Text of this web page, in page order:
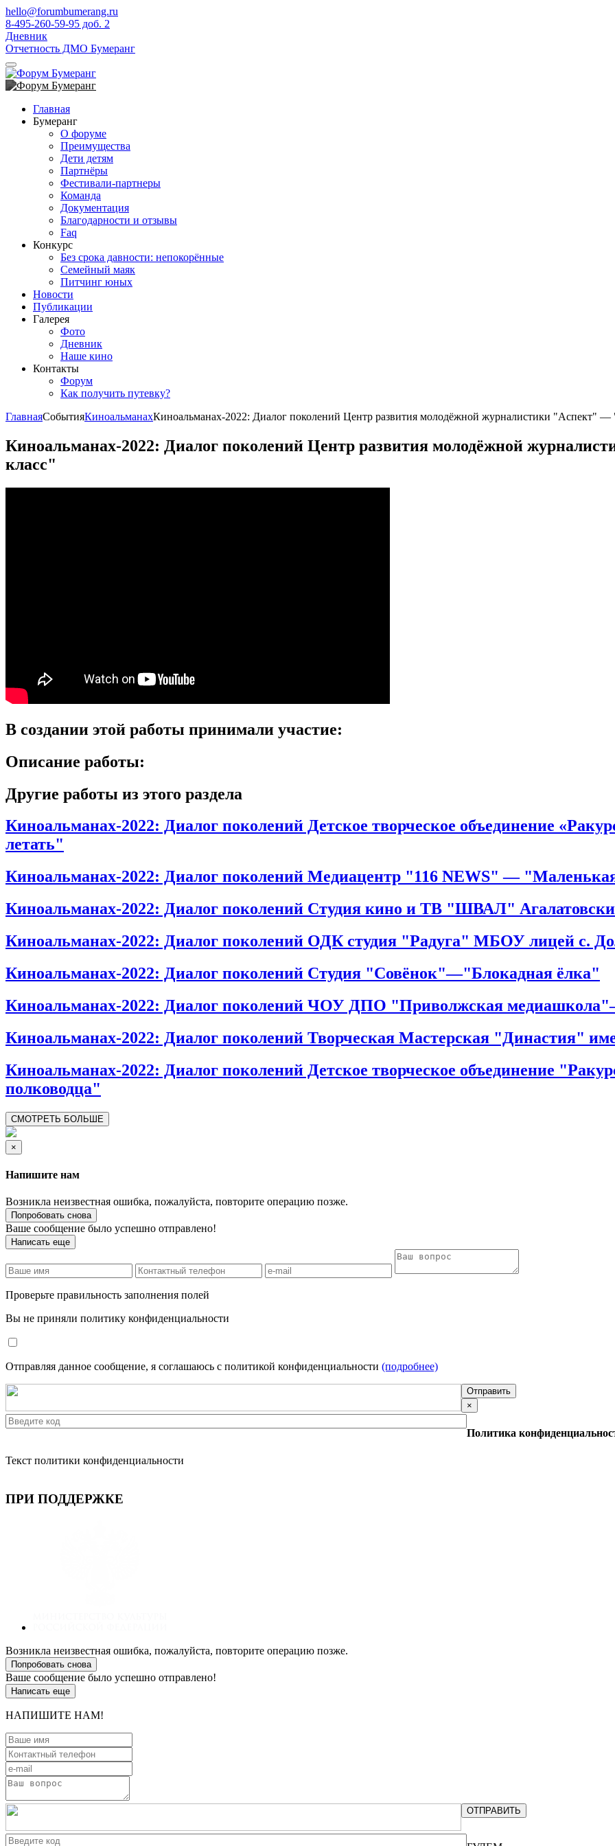
hello@forumbumerang.ru
8-495-260-59-95 доб. 2
Дневник
Отчетность ДМО Бумеранг
Главная
Бумеранг
О форуме
Преимущества
Дети детям
Партнёры
Фестивали-партнеры
Команда
Документация
Благодарности и отзывы
Faq
Конкурс
Без срока давности: непокорённые
Семейный маяк
Питчинг юных
Новости
Публикации
Галерея
Фото
Дневник
Наше кино
Контакты
Форум
Как получить путевку?
ГлавнаяСобытияКиноальманахКиноальманах-2022: Диалог поколений Центр развития молодёжной журналистики "Аспект"
Киноальманах-2022: Диалог поколений Центр развития молодёжной
класс"
В создании этой работы принимали участие:
Описание работы:
Другие работы из этого раздела
Киноальманах-2022: Диалог поколений Детское творческое объединение
летать"
Киноальманах-2022: Диалог поколений Медиацентр "116 NEWS" —
Киноальманах-2022: Диалог поколений Студия кино и ТВ "ШВАЛ"
Киноальманах-2022: Диалог поколений ОДК студия "Радуга" МБОУ лицей с.
Киноальманах-2022: Диалог поколений Студия "Совёнок"—"Блокадная ёлка"
Киноальманах-2022: Диалог поколений ЧОУ ДПО "Приволжская
Киноальманах-2022: Диалог поколений Творческая Мастерская "Династия"
Киноальманах-2022: Диалог поколений Детское творческое объединение
полководца"
СМОТРЕТЬ БОЛЬШЕ
×
Напишите нам
Возникла неизвестная ошибка, пожалуйста, повторите операцию позже.
Попробовать снова
Ваше сообщение было успешно отправлено!
Написать еще
Проверьте правильность заполнения полей
Вы не приняли политику конфиденциальности
Отправляя данное сообщение, я соглашаюсь с политикой конфиденциальности (подробнее)
Отправить
×
Политика
Текст политики конфиденциальности
ПРИ ПОДДЕРЖКЕ
Возникла неизвестная ошибка, пожалуйста, повторите операцию позже.
Попробовать снова
Ваше сообщение было успешно отправлено!
Написать еще
НАПИШИТЕ НАМ!
ОТПРАВИТЬ